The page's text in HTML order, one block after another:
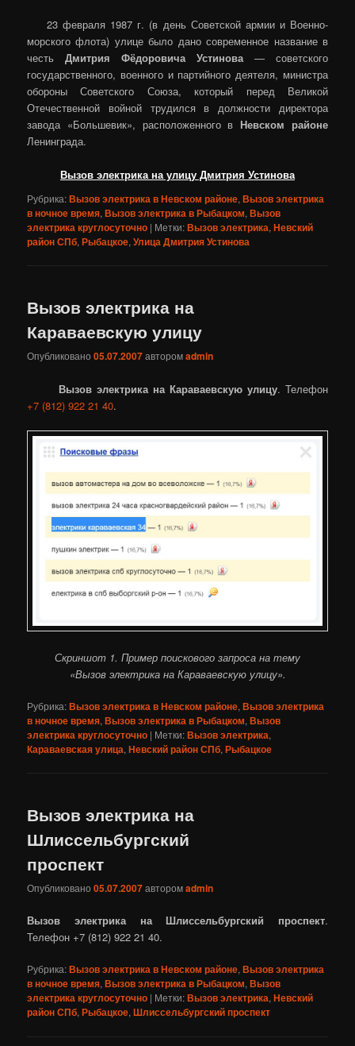
23 февраля 1987 г. (в день Советской армии и Военно-
морского флота) улице было дано современное название в
честьДмитрия Фёдоровича Устинова— советского
государственного, военного и партийного деятеля, министра
обороны Советского Союза, который перед Великой
Отечественной войной трудился в должности директора
завода «Большевик», расположенного в Невском районе
Ленинграда.
Вызов электрика на улицу Дмитрия Устинова
Рубрика:Вызов электрика в Невском районе,Вызов электрика
в ночное время,Вызов электрика в Рыбацком,Вызов
электрика круглосуточно | Метки:Вызов электрика,Невский
район СПб,Рыбацкое,Улица Дмитрия Устинова
Вызов электрика на
Караваевскую улицу
Опубликовано05.07.2007авторомadmin
Вызов электрика на Караваевскую улицу. Телефон
+7 (812) 922 21 40.
Скриншот 1. Пример поискового запроса на тему
«Вызов электрика на Караваевскую улицу».
Рубрика:Вызов электрика в Невском районе,Вызов электрика
в ночное время,Вызов электрика в Рыбацком,Вызов
электрика круглосуточно | Метки:Вызов электрика,
Караваевская улица,Невский район СПб,Рыбацкое
Вызов электрика на
Шлиссельбургский
проспект
Опубликовано05.07.2007авторомadmin
Вызов электрика на Шлиссельбургский проспект.
Телефон +7 (812) 922 21 40.
Рубрика:Вызов электрика в Невском районе,Вызов электрика
в ночное время,Вызов электрика в Рыбацком,Вызов
электрика круглосуточно | Метки:Вызов электрика,Невский
район СПб,Рыбацкое,Шлиссельбургский проспект